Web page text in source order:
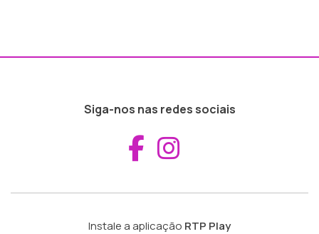
Siga-nos nas redes sociais
Aceder ao
Instale a aplicação RTP Play